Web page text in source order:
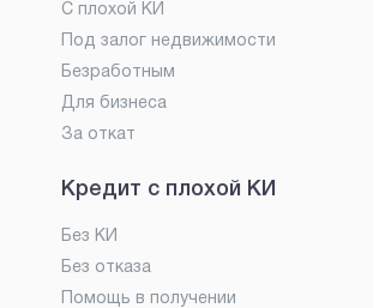
С плохой КИ
Под залог недвижимости
Безработным
Для бизнеса
За откат
Кредит с плохой КИ
Без КИ
Без отказа
Помощь в получении